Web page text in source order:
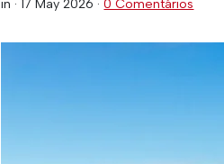
in ·17 May 2026 ·0 Comentários